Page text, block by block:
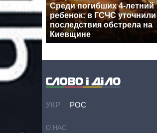
Среди погибших 4-летний
ребенок: в ГСЧС уточнили
последствия обстрела на
Киевщине
УКР РОС
О НАС